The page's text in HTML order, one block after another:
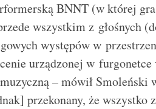
BNNT (w której
wszystkim z głośnych
występów w
urządzonej w
– mówił Smoleński
przekonany, że wszystko